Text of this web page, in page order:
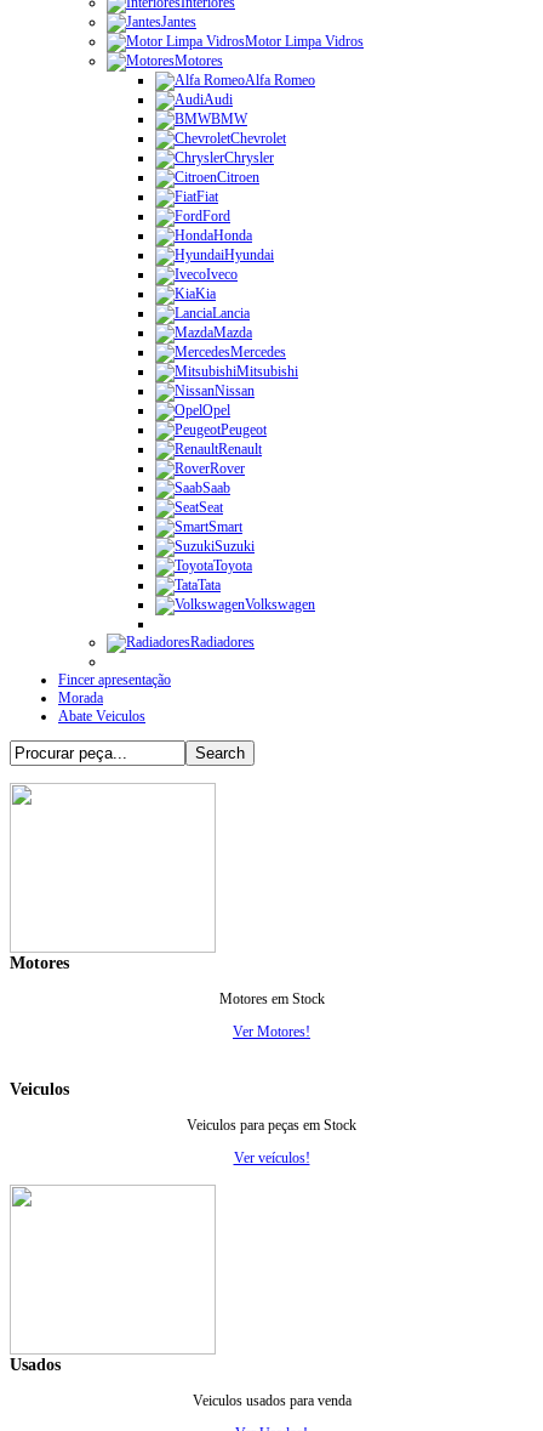
Jantes
Motor Limpa Vidros
Motores
Alfa Romeo
Audi
BMW
Chevrolet
Chrysler
Citroen
Fiat
Ford
Honda
Hyundai
Iveco
Kia
Lancia
Mazda
Mercedes
Mitsubishi
Nissan
Opel
Peugeot
Renault
Rover
Saab
Seat
Smart
Suzuki
Toyota
Tata
Volkswagen
Radiadores
Fincer apresentação
Morada
Abate Veiculos
Motores
Motores em Stock
Ver Motores!
Veiculos
Veiculos para peças em Stock
Ver veículos!
Usados
Veiculos usados para venda